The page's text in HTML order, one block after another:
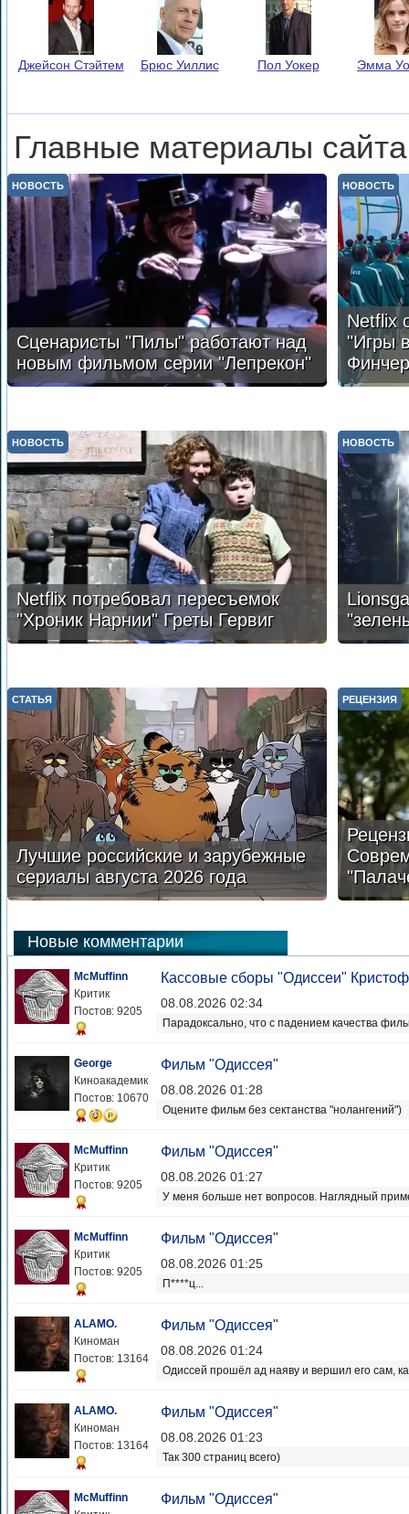
Джейсон Стэйтем Брюс Уиллис Пол Уокер Эмма
Главные материалы
Сценаристы "Пилы" работают над
новым фильмом серии "Лепрекон"
НОВОСТЬ
Netflix
"Игры
НОВОСТЬ
Netflix потребовал пересъемок
"Хроник Нарнии" Греты Гервиг
НОВОСТЬ НОВОСТЬ
Лучшие российские и зарубежные
сериалы августа 2026 года
СТАТЬЯ РЕЦЕНЗИЯ
Новые комментарии
McMuffinn
Критик
Постов: 9205
Кассовые сборы "Одиссеи"
08.08.2026 02:34
Парадоксально, что с падением качества
George
Киноакадемик
Постов: 10670
Фильм "Одиссея"
08.08.2026 01:28
Оцените фильм без сектанства "нолангений")
McMuffinn
Критик
Постов: 9205
Фильм "Одиссея"
08.08.2026 01:27
У меня больше нет вопросов. Наглядный
McMuffinn
Критик
Постов: 9205
Фильм "Одиссея"
08.08.2026 01:25
П****ц...
ALAMO.
Киноман
Постов: 13164
Фильм "Одиссея"
08.08.2026 01:24
Одиссей прошёл ад наяву и вершил его сам,
ALAMO.
Киноман
Постов: 13164
Фильм "Одиссея"
08.08.2026 01:23
Так 300 страниц всего)
McMuffinn
Фильм "Одиссея"